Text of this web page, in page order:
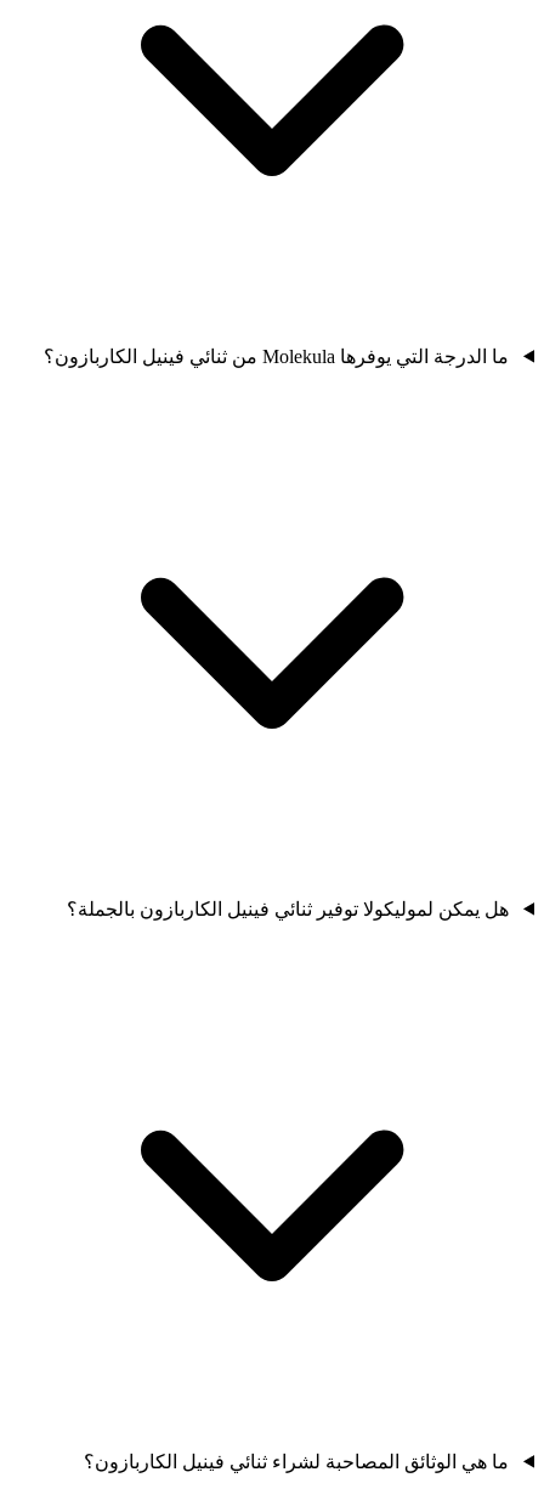
ما الدرجة التي يوفرها Molekula من ثنائي فينيل الكاربازون؟
هل يمكن لموليكولا توفير ثنائي فينيل الكاربازون بالجملة؟
ما هي الوثائق المصاحبة لشراء ثنائي فينيل الكاربازون؟